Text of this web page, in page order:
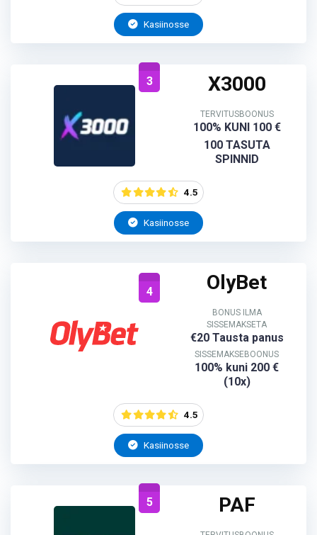
Kasiinosse
3 X3000
TERVITUSBOONUS
100% KUNI 100 €
100 TASUTA
SPINNID
4.5
Kasiinosse
4 OlyBet
BONUS ILMA
SISSEMAKSETA
€20 Tausta panus
SISSEMAKSEBOONUS
100% kuni 200 €
(10x)
4.5
Kasiinosse
5 PAF